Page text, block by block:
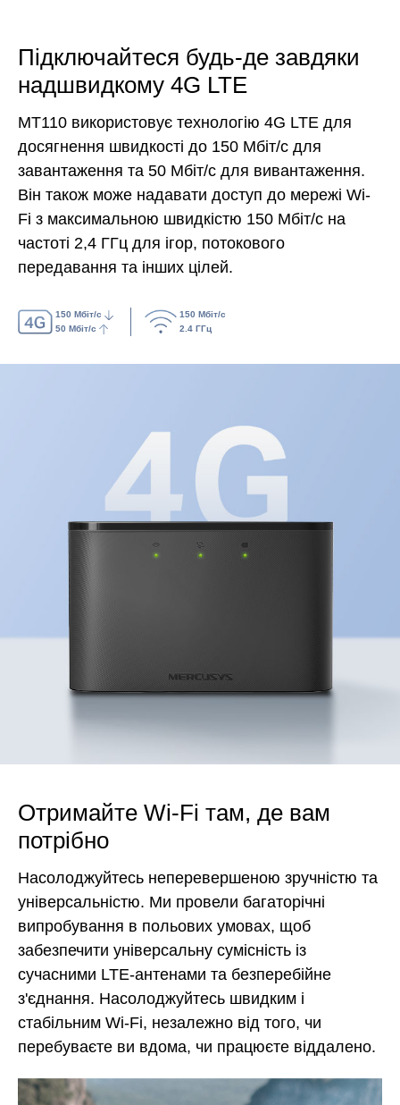
Підключайтеся будь-де завдяки
надшвидкому 4G LTE
MT110 використовує технологію 4G LTE для
досягнення швидкості до 150 Мбіт/с для
завантаження та 50 Мбіт/с для вивантаження.
Він також може надавати доступ до мережі Wi-
Fi з максимальною швидкістю 150 Мбіт/с на
частоті 2,4 ГГц для ігор, потокового
передавання та інших цілей.
150 Мбіт/с
50 Мбіт/с
150 Мбіт/с
2.4 ГГц
Отримайте Wi-Fi там, де вам
потрібно
Насолоджуйтесь неперевершеною зручністю та
універсальністю. Ми провели багаторічні
випробування в польових умовах, щоб
забезпечити універсальну сумісність із
сучасними LTE-антенами та безперебійне
з'єднання. Насолоджуйтесь швидким і
стабільним Wi-Fi, незалежно від того, чи
перебуваєте ви вдома, чи працюєте віддалено.